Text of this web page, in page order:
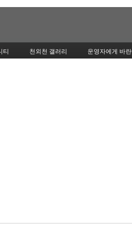
티 천외천 갤러리 운영자에게 바